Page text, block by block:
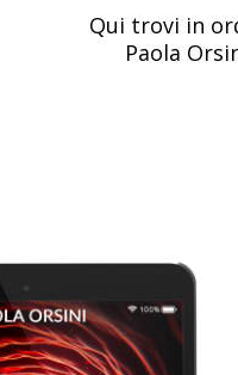
Qui trovi in
Paola